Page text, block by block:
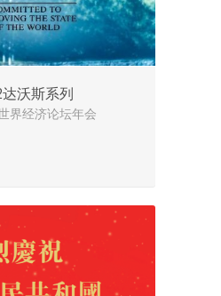
沃斯系列
界经济论坛年会